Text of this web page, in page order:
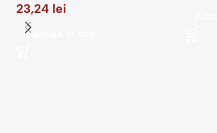
23,24 lei
Adaugă în coș